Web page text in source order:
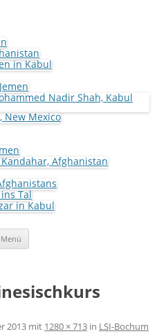
Menü
2013 mit 1280 × 713 in LSI-Bochum